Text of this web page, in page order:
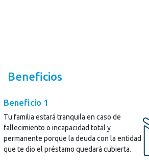
Beneficios
Beneficio 1
Tu familia estará tranquila en caso de
fallecimiento o incapacidad total y
permanente porque la deuda con la entidad
que te dio el préstamo quedará cubierta.